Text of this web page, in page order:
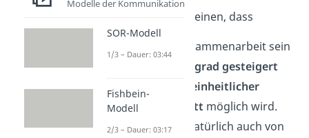
Hierzu zählt zum einen, dass
Durch die Zusammenarbeit sein
Bekanntheitsgrad gesteigert
wird und ein
einheitlicher
Markenauftritt möglich wird.
Er profitiert natürlich auch von
Modelle der Kommunikation
SOR-Modell
1/3 – Dauer: 03:44
Fishbein-
Modell
2/3 – Dauer: 03:17